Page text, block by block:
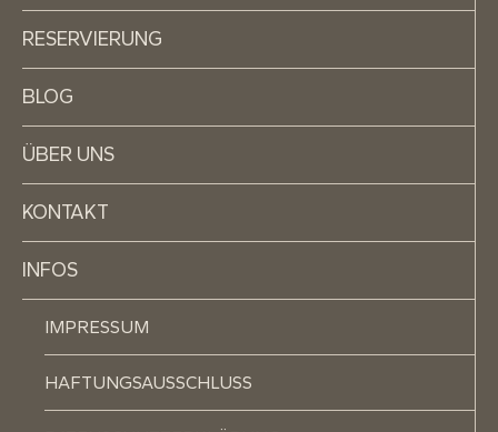
RESERVIERUNG
BLOG
ÜBER UNS
KONTAKT
INFOS
IMPRESSUM
HAFTUNGSAUSSCHLUSS